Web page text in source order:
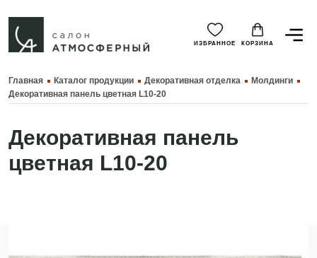
ИЗБРАННОЕ КОРЗИНА
Главная Каталог продукции Декоративная отделка
Молдинги
Декоративная панель цветная L10-20
Декоративная панель
цветная L10-20